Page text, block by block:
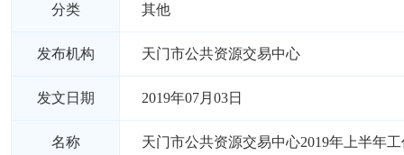
分类 其他
发布机构 天门市公共资源交易中心
发文日期 2019年07月03日
名称 天门市公共资源交易中心2019年上半年